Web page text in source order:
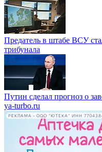
Предатель в штабе ВСУ
трибунала
Путин сделал прогноз о
ya-turbo.ru
РЕКЛАМА • ООО "ЮТЕКА" ИНН